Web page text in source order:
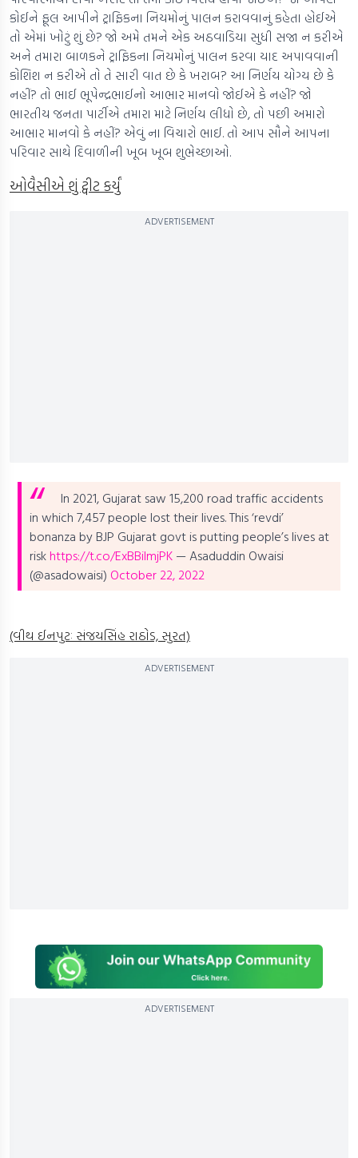
કોઈને ફૂલ આપીને ટ્રાફિકના નિયમોનું પાલન કરાવવાનું કહેતા હોઈએ
તો એમાં ખોટું શું છે? જો અમે તમને એક અઠવાડિયા સુધી સજા ન કરીએ
અને તમારા બાળકને ટ્રાફિકના નિયમોનું પાલન કરવા યાદ અપાવવાની
કોશિશ ન કરીએ તો તે સારી વાત છે કે ખરાબ? આ નિર્ણય યોગ્ય છે કે
નહીં? તો ભાઈ ભૂપેન્દ્રભાઈનો આભાર માનવો જોઈએ કે નહીં? જો
ભારતીય જનતા પાર્ટીએ તમારા માટે નિર્ણય લીધો છે, તો પછી અમારો
આભાર માનવો કે નહીં? એવું ના વિચારો ભાઈ. તો આપ સૌને આપના
પરિવાર સાથે દિવાળીની ખૂબ ખૂબ શુભેચ્છાઓ.
ઓવૈસીએ શું ટ્વીટ કર્યું
ADVERTISEMENT
In 2021, Gujarat saw 15,200 road traffic accidents
in which 7,457 people lost their lives. This ‘revdi’
bonanza by BJP Gujarat govt is putting people’s lives at
riskhttps://t.co/ExBBiImjPK — Asaduddin Owaisi
(@asadowaisi) October 22, 2022
(વીથ ઈનપુટઃ સંજયસિંહ રાઠોડ, સુરત)
ADVERTISEMENT
ADVERTISEMENT